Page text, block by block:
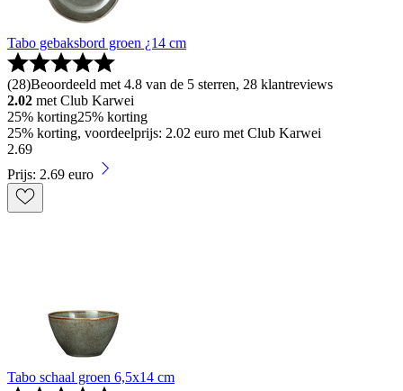
Tabo gebaksbord groen ¿14 cm
(28)Beoordeeld met 4.8 van de 5 sterren, 28 klantreviews
2.02 met Club Karwei
25% korting25% korting
25% korting, voordeelprijs: 2.02 euro met Club Karwei
2.69
Prijs: 2.69 euro
Tabo schaal groen 6,5x14 cm